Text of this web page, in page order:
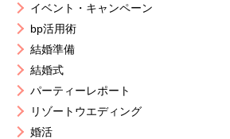
イベント・キャンペーン
bp活用術
結婚準備
結婚式
パーティーレポート
リゾートウエディング
婚活